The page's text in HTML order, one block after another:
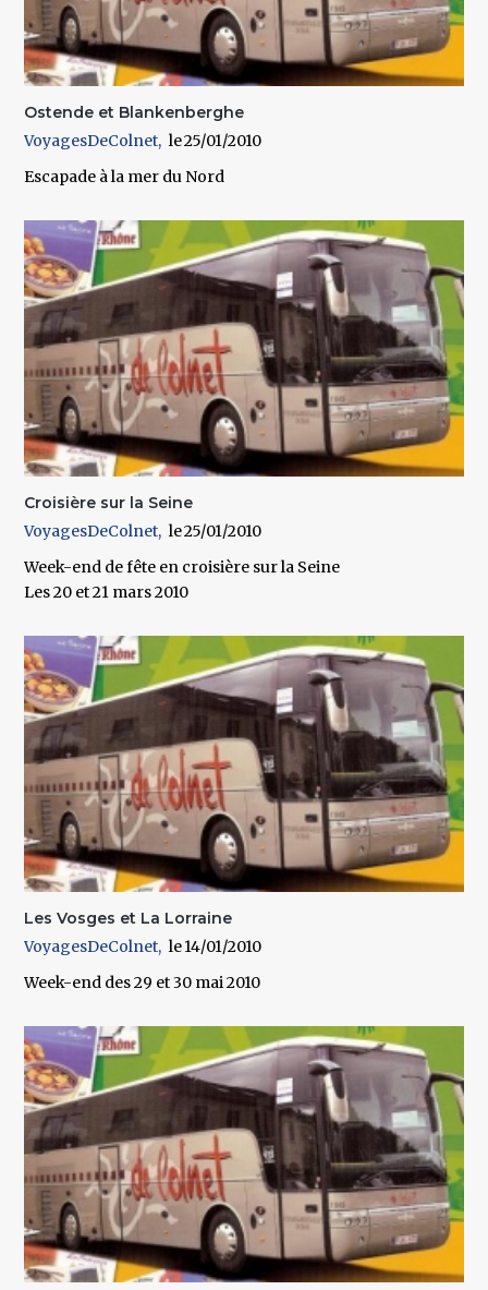
Ostende et Blankenberghe
VoyagesDeColnet
25/01/2010
Escapade à la mer du Nord
Croisière sur la Seine
VoyagesDeColnet
25/01/2010
Week-end de fête en croisière sur la Seine
Les 20 et 21 mars 2010
Les Vosges et La Lorraine
VoyagesDeColnet
14/01/2010
Week-end des 29 et 30 mai 2010